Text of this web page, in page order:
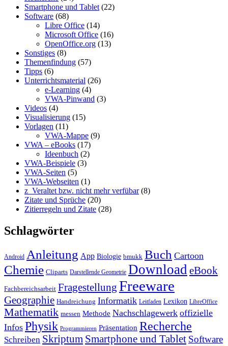
Smartphone und Tablet (22)
Software (68)
Libre Office (14)
Microsoft Office (16)
OpenOffice.org (13)
Sonstiges (8)
Themenfindung (57)
Tipps (6)
Unterrichtsmaterial (26)
e-Learning (4)
VWA-Pinwand (3)
Videos (4)
Visualisierung (15)
Vorlagen (11)
VWA-Mappe (9)
VWA – eBooks (17)
Ideenbuch (2)
VWA-Beispiele (3)
VWA-Seiten (5)
VWA-Webseiten (1)
z_Veraltet bzw. nicht mehr verfübar(8)
Zitate und Sprüche (20)
Zitierregeln und Zitate (28)
Schlagwörter
Android Anleitung App Biologie bmukk Buch Cartoon
Chemie Cliparts Darstellende Geometrie DownloadeBook
Fachbereichsarbeit Fragestellung Freeware
Geographie Handreichung Informatik Leitfaden Lexikon LibreOffice
Mathematik messen Methode Nachschlagewerk offizielle
Infos Physik Programmieren Präsentation Recherche
Schreiben Skriptum Smartphone und Tablet Software